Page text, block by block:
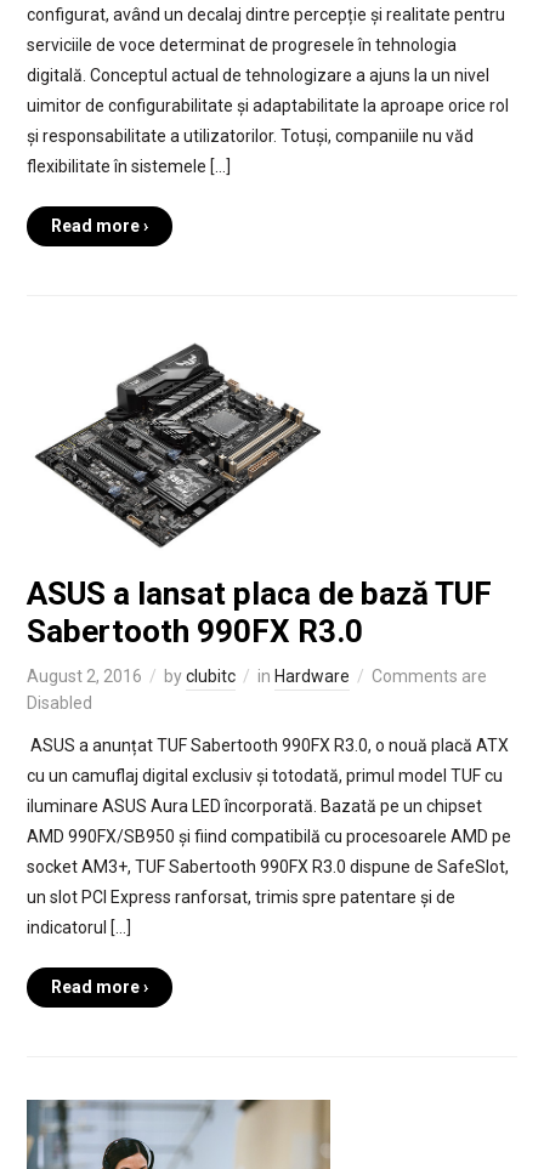
configurat, având un decalaj dintre percepție și realitate pentru
serviciile de voce determinat de progresele în tehnologia
digitală. Conceptul actual de tehnologizare a ajuns la un nivel
uimitor de configurabilitate și adaptabilitate la aproape orice rol
și responsabilitate a utilizatorilor. Totuși, companiile nu văd
flexibilitate în sistemele […]
Read more ›
ASUS a lansat placa de bază TUF
Sabertooth 990FX R3.0
August 2, 2016 byclubitc in Hardware
Comments are
Disabled
ASUS a anunțat TUF Sabertooth 990FX R3.0, o nouă placă ATX
cu un camuflaj digital exclusiv și totodată, primul model TUF cu
iluminare ASUS Aura LED încorporată. Bazată pe un chipset
AMD 990FX/SB950 și fiind compatibilă cu procesoarele AMD pe
socket AM3+, TUF Sabertooth 990FX R3.0 dispune de SafeSlot,
un slot PCI Express ranforsat, trimis spre patentare și de
indicatorul […]
Read more ›